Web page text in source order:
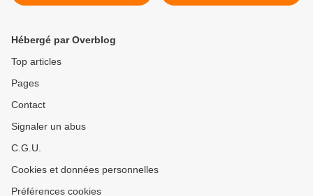
Hébergé par Overblog
Top articles
Pages
Contact
Signaler un abus
C.G.U.
Cookies et données personnelles
Préférences cookies